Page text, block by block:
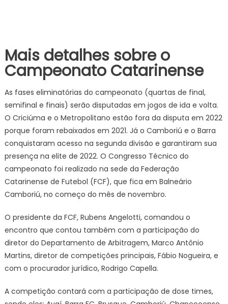
Mais detalhes sobre o
Campeonato Catarinense
As fases eliminatórias do campeonato (quartas de final,
semifinal e finais) serão disputadas em jogos de ida e volta.
O Criciúma e o Metropolitano estão fora da disputa em 2022
porque foram rebaixados em 2021. Já o Camboriú e o Barra
conquistaram acesso na segunda divisão e garantiram sua
presença na elite de 2022. O Congresso Técnico do
campeonato foi realizado na sede da Federação
Catarinense de Futebol (FCF), que fica em Balneário
Camboriú, no começo do mês de novembro.
O presidente da FCF, Rubens Angelotti, comandou o
encontro que contou também com a participação do
diretor do Departamento de Arbitragem, Marco Antônio
Martins, diretor de competições principais, Fábio Nogueira, e
com o procurador jurídico, Rodrigo Capella.
A competição contará com a participação de dose times,